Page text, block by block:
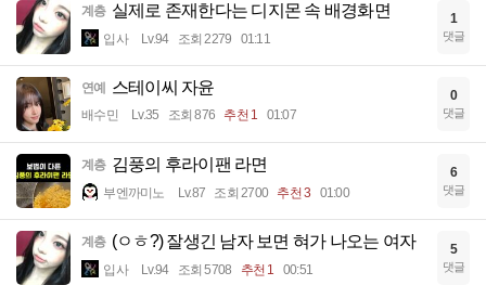
계층 실제로 존재한다는 디지몬 속 배경화면
입사 Lv.94 조회 2279 01:11
1
댓글
연예 스테이씨 자윤
배수민 Lv.35 조회 876 추천 1 01:07
0
댓글
계층 김풍의 후라이팬 라면
부엔까미노 Lv.87 조회 2700 추천 3 01:00
6
댓글
계층 (ㅇㅎ?) 잘생긴 남자 보면 혀가 나오는 여자
입사 Lv.94 조회 5708 추천 1 00:51
5
댓글